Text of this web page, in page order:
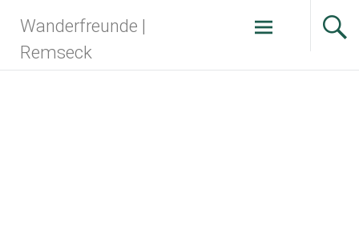
Inhalt
springen
Wanderfreunde |
Remseck